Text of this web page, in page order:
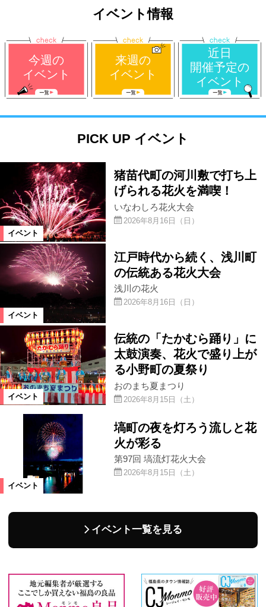
イベント情報
今週の
イベント
来週の
イベント
近日
開催予定の
イベント
PICK UP イベント
イベント
猪苗代町の河川敷で打ち上
げられる花火を満喫！
いなわしろ花火大会
2026年8月16日（日）
イベント
江戸時代から続く、浅川町
の伝統ある花火大会
浅川の花火
2026年8月16日（日）
イベント
伝統の「たかむら踊り」に
太鼓演奏、花火で盛り上が
る小野町の夏祭り
おのまち夏まつり
2026年8月15日（土）
イベント
塙町の夜を灯ろう流しと花
火が彩る
第97回 塙流灯花火大会
2026年8月15日（土）
イベント一覧を見る